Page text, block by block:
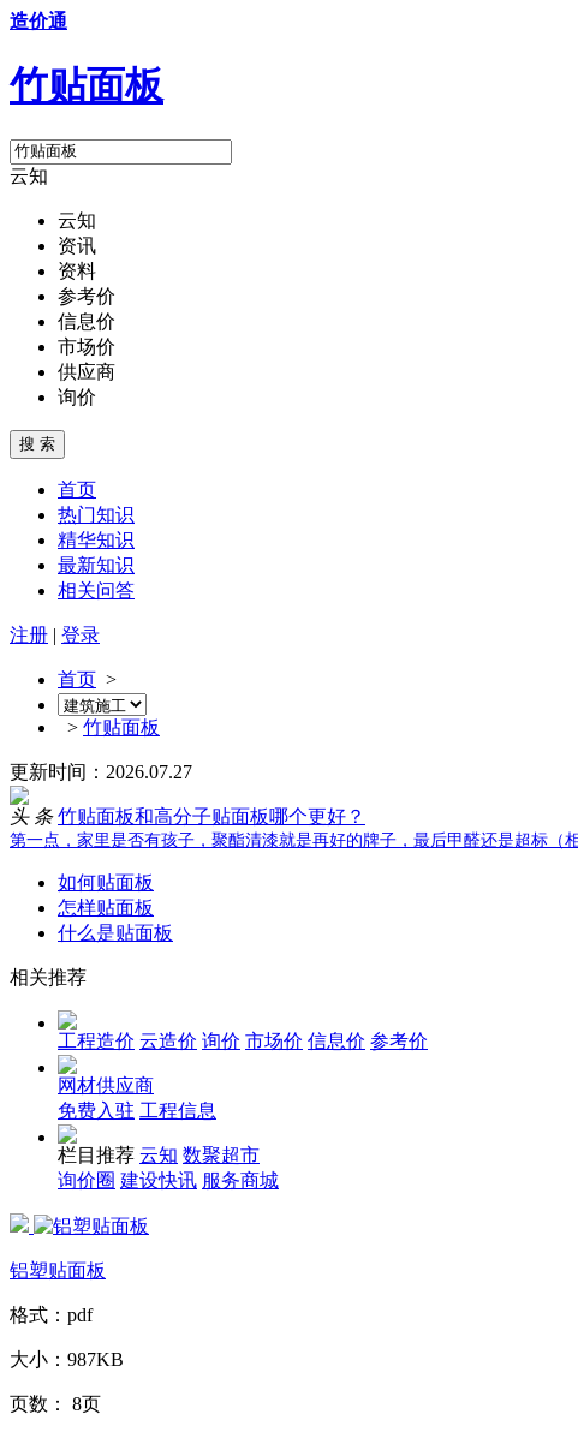
造价通
竹贴面板
云知
云知
资讯
资料
参考价
信息价
市场价
供应商
询价
搜 索
首页
热门知识
精华知识
最新知识
相关问答
注册 | 登录
首页 >
> 竹贴面板
更新时间：2026.07.27
头 条 竹贴面板和高分子贴面板哪个更好？
第一点，家里是否有孩子，聚酯清漆就是再好的牌子，最后甲醛还是超标（
如何贴面板
怎样贴面板
什么是贴面板
相关推荐
工程造价 云造价 询价 市场价 信息价 参考价
网材供应商
免费入驻 工程信息
栏目推荐 云知 数聚超市
询价圈 建设快讯 服务商城
铝塑贴面板
格式： pdf
大小： 987KB
页数： 8页